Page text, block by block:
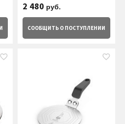
2 480 руб.
СООБЩИТЬ О ПОСТУПЛЕНИИ